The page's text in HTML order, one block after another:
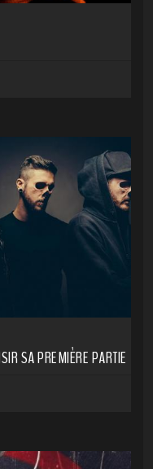
SA PREMIÈRE PARTIE